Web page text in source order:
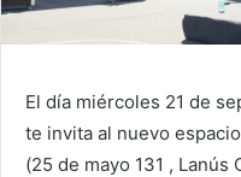
El día miércoles 21 de
te invita al nuevo
(25 de mayo 131 ,